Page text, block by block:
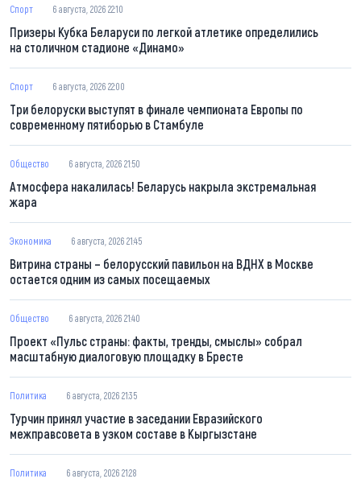
Спорт 6 августа, 2026 22:10
Призеры Кубка Беларуси по легкой атлетике определились
на столичном стадионе «Динамо»
Спорт 6 августа, 2026 22:00
Три белоруски выступят в финале чемпионата Европы по
современному пятиборью в Стамбуле
Общество 6 августа, 2026 21:50
Атмосфера накалилась! Беларусь накрыла экстремальная
жара
Экономика 6 августа, 2026 21:45
Витрина страны – белорусский павильон на ВДНХ в Москве
остается одним из самых посещаемых
Общество 6 августа, 2026 21:40
Проект «Пульс страны: факты, тренды, смыслы» собрал
масштабную диалоговую площадку в Бресте
Политика 6 августа, 2026 21:35
Турчин принял участие в заседании Евразийского
межправсовета в узком составе в Кыргызстане
Политика 6 августа, 2026 21:28